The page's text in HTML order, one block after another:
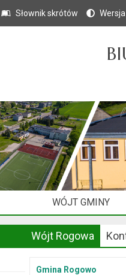
Słownik skrótów
WÓJT GMINY
Wójt Rogowa
Gmina Rogowo